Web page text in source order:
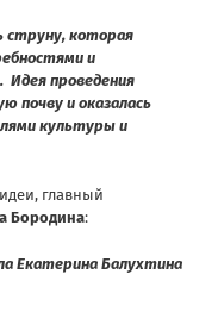
струну, которая
и
Идея проведения
почву и оказалась
культуры и
главный
Бородина:
Екатерина Балухтина